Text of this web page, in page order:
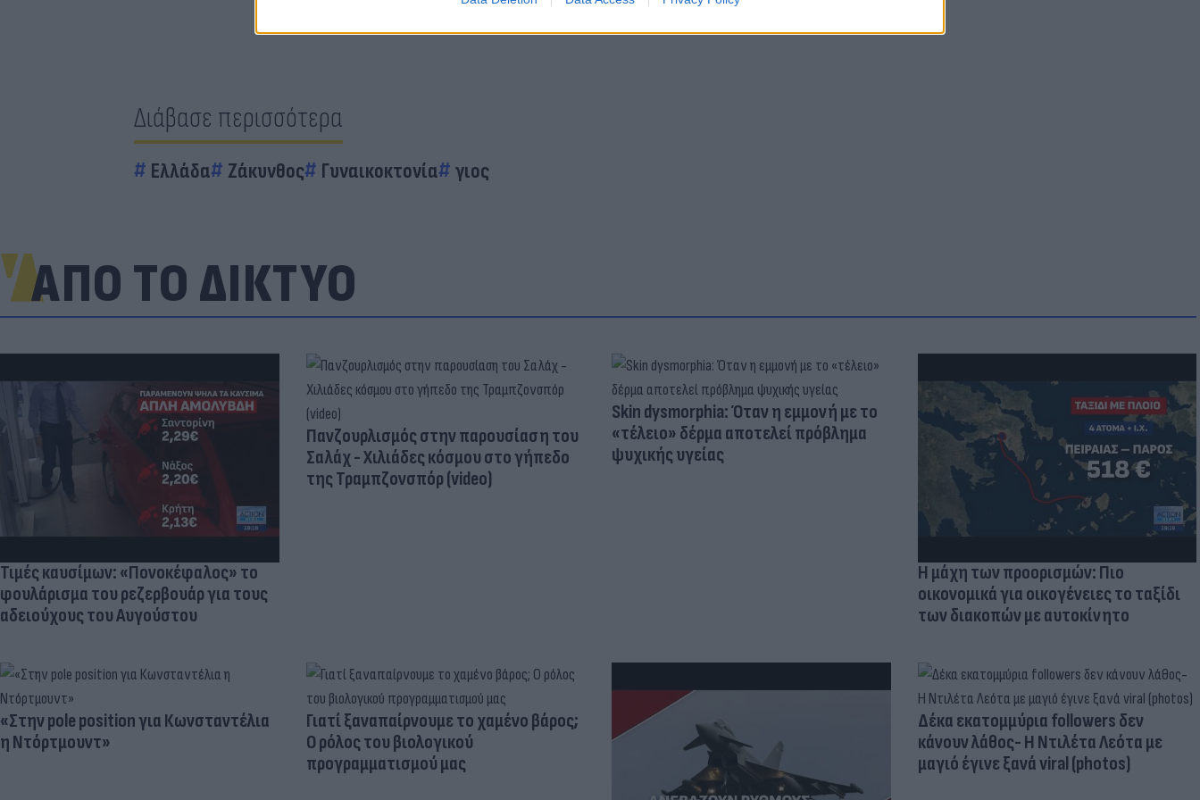
Διάβασε περισσότερα
Ελλάδα Ζάκυνθος Γυναικοκτονία γιος
ΑΠΟ ΤΟ ΔΙΚΤΥΟ
Τιμές καυσίμων: «Πονοκέφαλος» το
φουλάρισμα του ρεζερβουάρ για τους
αδειούχους του Αυγούστου
Πανζουρλισμός στην παρουσίαση του
Σαλάχ - Χιλιάδες κόσμου στο γήπεδο
της Τραμπζονσπόρ (video)
Skin dysmorphia: Όταν η εμμονή με το
«τέλειο» δέρμα αποτελεί πρόβλημα
ψυχικής υγείας
Η μάχη των προορισμών: Πιο
οικονομικά για οικογένειες το ταξίδι
των διακοπών με αυτοκίνητο
«Στην pole position για Κωνσταντέλια
η Ντόρτμουντ»
Γιατί ξαναπαίρνουμε το χαμένο βάρος;
Ο ρόλος του βιολογικού
προγραμματισμού μας
Δέκα εκατομμύρια followers δεν
κάνουν λάθος- Η Ντιλέτα Λεότα με
μαγιό έγινε ξανά viral (photos)